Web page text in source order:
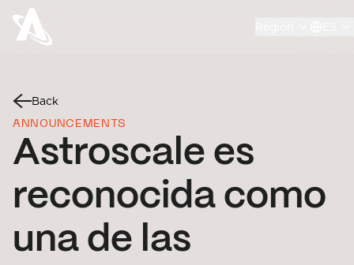
Back
ANNOUNCEMENTS
Astroscale es
reconocida como
una de las